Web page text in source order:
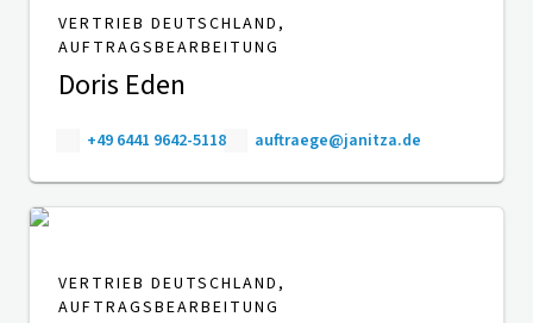
VERTRIEB DEUTSCHLAND,
AUFTRAGSBEARBEITUNG
Doris Eden
+49 6441 9642-5118 auftraege@janitza.de
VERTRIEB DEUTSCHLAND,
AUFTRAGSBEARBEITUNG